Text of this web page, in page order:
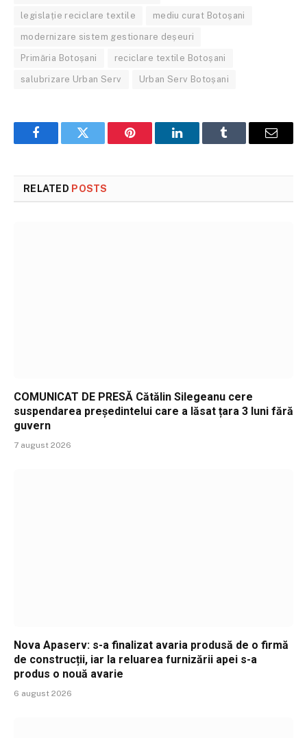
legislație reciclare textile mediu curat Botoșani
modernizare sistem gestionare deșeuri
Primăria Botoșani reciclare textile Botoșani
salubrizare Urban Serv Urban Serv Botoșani
FacebookTwitter Pinterest LinkedInTumblr Email
RELATED POSTS
COMUNICAT DE PRESĂ Cătălin Silegeanu cere
suspendarea președintelui care a lăsat țara 3 luni fără
guvern
7 august 2026
Nova Apaserv: s-a finalizat avaria produsă de o firmă
de construcții, iar la reluarea furnizării apei s-a
produs o nouă avarie
6 august 2026